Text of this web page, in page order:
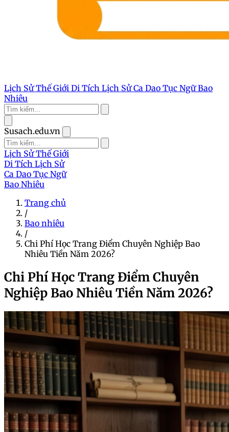
Lịch Sử Thế Giới Di Tích Lịch SửCa Dao Tục NgữBao
Nhiêu
Susach.edu.vn
Lịch Sử Thế Giới
Di Tích Lịch Sử
Ca Dao Tục Ngữ
Bao Nhiêu
Trang chủ
/
Bao nhiêu
/
Chi Phí Học Trang Điểm Chuyên Nghiệp Bao
Nhiêu Tiền Năm 2026?
Chi Phí Học Trang Điểm Chuyên
Nghiệp Bao Nhiêu Tiền Năm 2026?